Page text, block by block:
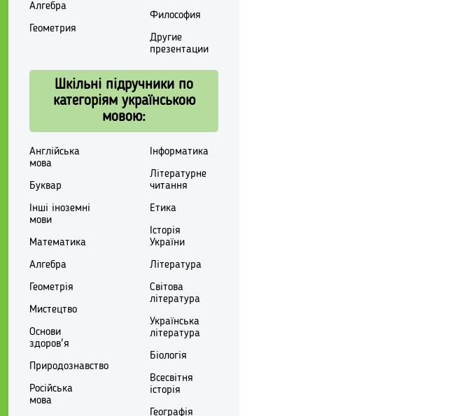
Алгебра
Геометрия
Философия
Другие
презентации
Шкільні підручники по
категоріям українською
мовою:
Англійська
мова
Буквар
Інші іноземні
мови
Математика
Алгебра
Геометрія
Мистецтво
Основи
здоров'я
Природознавство
Російська
мова
Інформатика
Літературне
читання
Етика
Історія
України
Література
Світова
література
Українська
література
Біологія
Всесвітня
історія
Географія